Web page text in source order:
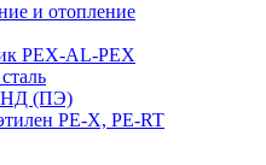
и отопление
PEX-AL-PEX
(ПЭ)
PE-X, PE-RT